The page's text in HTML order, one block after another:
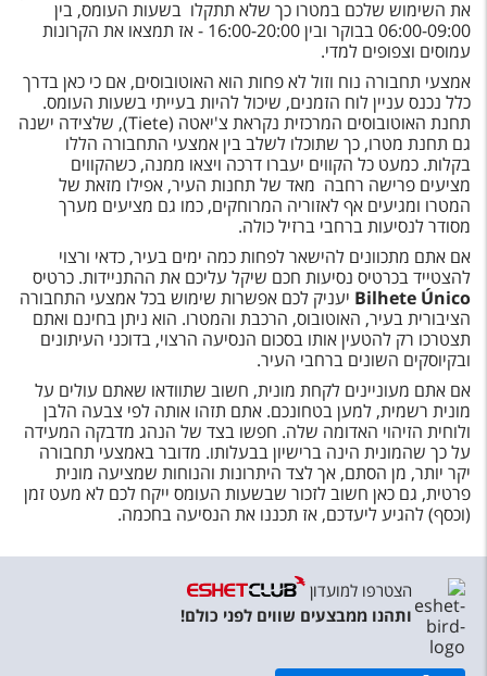
תקנון
נגישות
עקבו אחרינו
את השימוש שלכם במטרו כך שלא תתקלו בשעות העומס, בין
06:00-09:00 בבוקר ובין 16:00-20:00 - אז תמצאו את הקרונות
עמוסים וצפופים למדי.
אמצעי תחבורה נוח וזול לא פחות הוא האוטובוסים, אם כי כאן בדרך
כלל נכנס עניין לוח הזמנים, שיכול להיות בעייתי בשעות העומס.
תחנת האוטובוסים המרכזית נקראת צ'יאטה (Tiete), שלצידה ישנה
גם תחנת מטרו, כך שתוכלו לשלב בין אמצעי התחבורה הללו
בקלות. כמעט כל הקווים יעברו דרכה ויצאו ממנה, כשהקווים
מציעים פרישה רחבה מאד של תחנות העיר, אפילו מזאת של
המטרו ומגיעים אף לאזוריה המרוחקים, כמו גם מציעים מערך
מסודר לנסיעות ברחבי ברזיל כולה.
אם אתם מתכוונים להישאר לפחות כמה ימים בעיר, כדאי ורצוי
להצטייד בכרטיס נסיעות חכם שיקל עליכם את ההתניידות. כרטיס
Bilhete Único יעניק לכם אפשרות שימוש בכל אמצעי התחבורה
הציבורית בעיר, האוטובוס, הרכבת והמטרו. הוא ניתן בחינם ואתם
תצטרכו רק להטעין אותו בסכום הנסיעה הרצוי, בדוכני העיתונים
ובקיוסקים השונים ברחבי העיר.
אם אתם מעוניינים לקחת מונית, חשוב שתוודאו שאתם עולים על
מונית רשמית, למען בטחונכם. אתם תזהו אותה לפי צבעה הלבן
ולוחית הזיהוי האדומה שלה. חפשו בצד של הנהג מדבקה המעידה
על כך שהמונית הינה ברישיון בבעלותו. מדובר באמצעי תחבורה
יקר יותר, מן הסתם, אך לצד היתרונות והנוחות שמציעה מונית
פרטית, גם כאן חשוב לזכור שבשעות העומס ייקח לכם לא מעט זמן
(וכסף) להגיע ליעדכם, אז תכננו את הנסיעה בחכמה.
הצטרפו למועדון
ותהנו ממבצעים שווים לפני כולם!